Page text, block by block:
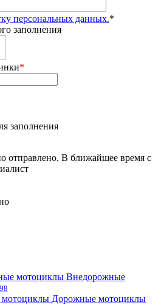
персональных данных.*
заполнения
*
заполнения
отправлено. В ближайшее время с
Внедорожные
Дорожные мотоциклы